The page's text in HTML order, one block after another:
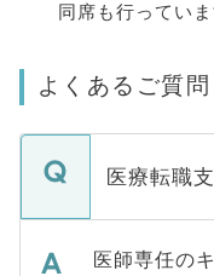
同席も行ってい
よくあるご質問
医療転職
医師専任の